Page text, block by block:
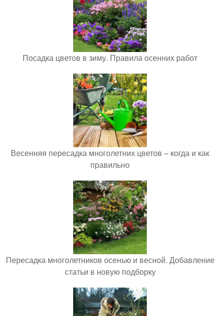
Посадка цветов в зиму. Правила осенних работ
Весенняя пересадка многолетних цветов – когда и как
правильно
Пересадка многолетников осенью и весной. Добавление
статьи в новую подборку